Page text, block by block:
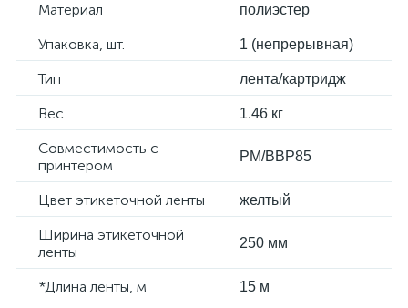
Материал полиэстер
Упаковка, шт. 1 (непрерывная)
Тип лента/картридж
Вес 1.46 кг
Совместимость с
принтером
PM/BBP85
Цвет этикеточной ленты желтый
Ширина этикеточной
ленты
250 мм
*Длина ленты, м 15 м